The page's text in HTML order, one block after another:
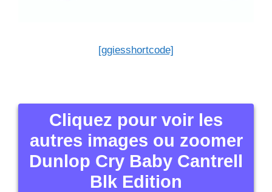
[ggiesshortcode]
Cliquez pour voir les
autres images ou zoomer
Dunlop Cry Baby Cantrell
Blk Edition